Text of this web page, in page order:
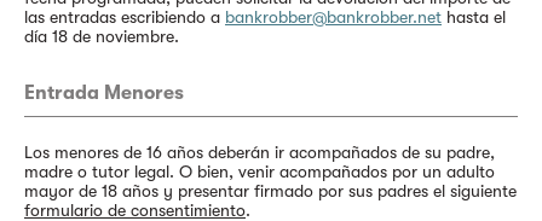
las entradas escribiendo a bankrobber@bankrobber.net hasta el
día 18 de noviembre.
Entrada Menores
Los menores de 16 años deberán ir acompañados de su padre,
madre o tutor legal. O bien, venir acompañados por un adulto
mayor de 18 años y presentar firmado por sus padres el siguiente
formulario de consentimiento.